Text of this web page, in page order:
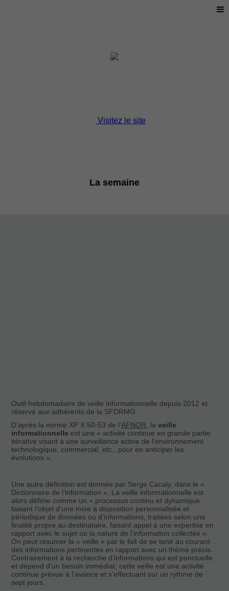
Visitez le site
La semaine
Outil hebdomadaire de veille informationnelle depuis 2012 et
réservé aux adhérents de la SFDRMG
D’après la norme XP X 50-53 de l’AFNOR , laveille
informationnelle est une « activité continue en grande partie
itérative visant à une surveillance active de l’environnement
technologique, commercial, etc., pour en anticiper les
évolutions ».
Une autre définition est donnée par Serge Cacaly, dans le «
Dictionnaire de l’information ». La veille informationnelle est
alors définie comme un « processus continu et dynamique
faisant l’objet d’une mise à disposition personnalisée et
périodique de données ou d’informations, traitées selon une
finalité propre au destinataire, faisant appel à une expertise en
rapport avec le sujet ou la nature de l’information collectée ».
On peut résumer la « veille » par le fait de se tenir au courant
des informations pertinentes en rapport avec un thème précis.
Contrairement à la recherche d’informations qui est ponctuelle
et dépend d’un besoin immédiat, cette veille est une activité
continue prévue à l’avance et s’effectuant sur un rythme de
sept jours.